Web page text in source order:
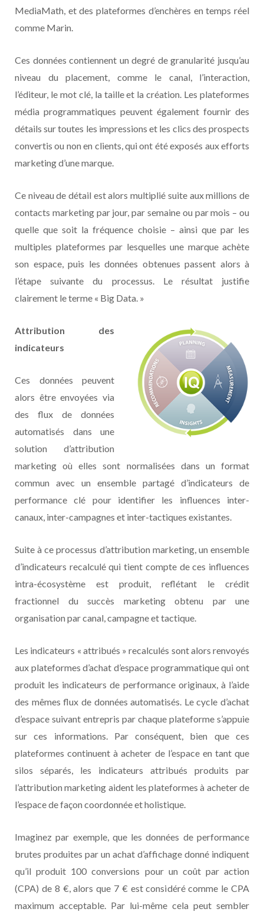
MediaMath, et des plateformes d’enchères en temps réel
comme Marin.
Ces données contiennent un degré de granularité jusqu’au
niveau du placement, comme le canal, l’interaction,
l’éditeur, le mot clé, la taille et la création. Les plateformes
média programmatiques peuvent également fournir des
détails sur toutes les impressions et les clics des prospects
convertis ou non en clients, qui ont été exposés aux efforts
marketing d’une marque.
Ce niveau de détail est alors multiplié suite aux millions de
contacts marketing par jour, par semaine ou par mois – ou
quelle que soit la fréquence choisie – ainsi que par les
multiples plateformes par lesquelles une marque achète
son espace, puis les données obtenues passent alors à
l’étape suivante du processus. Le résultat justifie
clairement le terme « Big Data. »
Attribution des
indicateurs
Ces données peuvent
alors être envoyées via
des flux de données
automatisés dans une
solution d’attribution
marketing où elles sont normalisées dans un format
commun avec un ensemble partagé d’indicateurs de
performance clé pour identifier les influences inter-
canaux, inter-campagnes et inter-tactiques existantes.
Suite à ce processus d’attribution marketing, un ensemble
d’indicateurs recalculé qui tient compte de ces influences
intra-écosystème est produit, reflétant le crédit
fractionnel du succès marketing obtenu par une
organisation par canal, campagne et tactique.
Les indicateurs « attribués » recalculés sont alors renvoyés
aux plateformes d’achat d’espace programmatique qui ont
produit les indicateurs de performance originaux, à l’aide
des mêmes flux de données automatisés. Le cycle d’achat
d’espace suivant entrepris par chaque plateforme s’appuie
sur ces informations. Par conséquent, bien que ces
plateformes continuent à acheter de l’espace en tant que
silos séparés, les indicateurs attribués produits par
l’attribution marketing aident les plateformes à acheter de
l’espace de façon coordonnée et holistique.
Imaginez par exemple, que les données de performance
brutes produites par un achat d’affichage donné indiquent
qu’il produit 100 conversions pour un coût par action
(CPA) de 8 €, alors que 7 € est considéré comme le CPA
maximum acceptable. Par lui-même cela peut sembler